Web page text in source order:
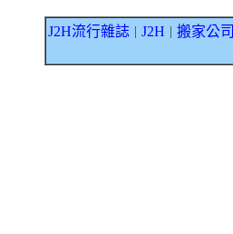
J2H流行雜誌 J2H 搬家公司